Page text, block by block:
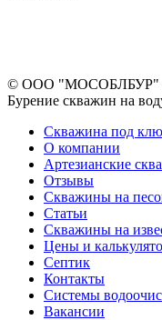
© ООО "МОСОБЛБУР" с
Бурение скважин на
Скважина под
О компании
Артезианские
Отзывы
Скважины на
Статьи
Скважины на
Цены и
Септик
Контакты
Системы
Вакансии